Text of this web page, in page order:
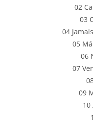
02
03
04
05
06
07
09
10